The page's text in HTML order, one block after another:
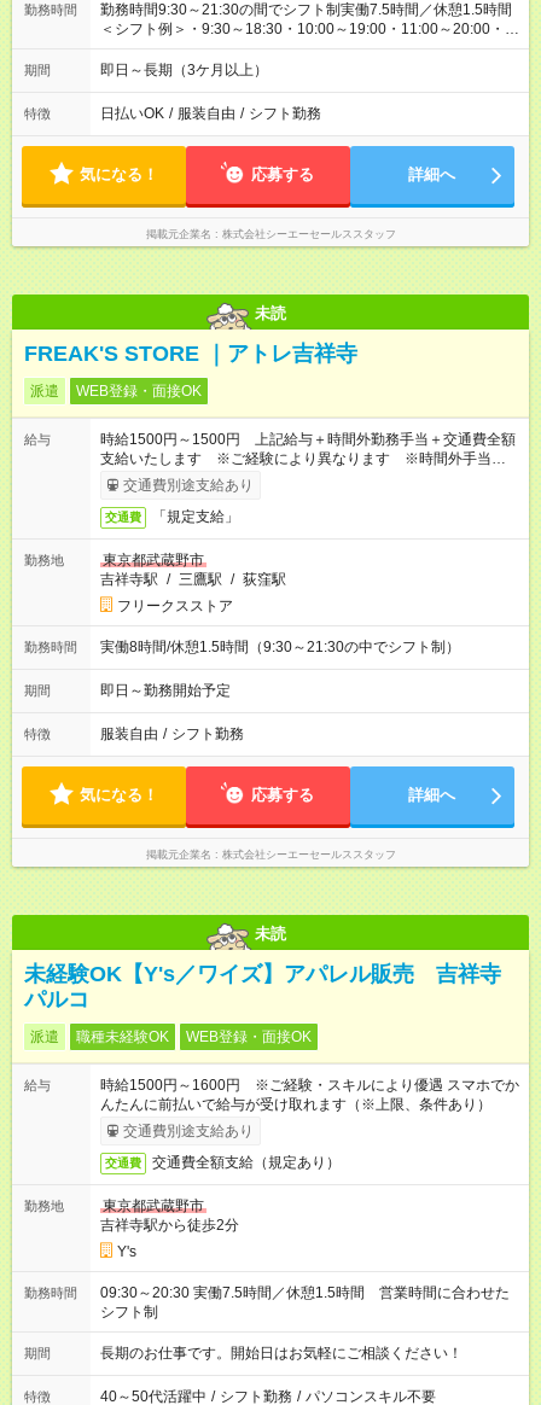
勤務時間
勤務時間9:30～21:30の間でシフト制実働7.5時間／休憩1.5時間
＜シフト例＞・9:30～18:30・10:00～19:00・11:00～20:00・
12:30～21:30
期間 即日～長期（3ケ月以上）
特徴 日払いOK / 服装自由 / シフト勤務
気になる！ 応募する 詳細へ
掲載元企業名 株式会社シーエーセールススタッフ
未読
FREAK'S STORE ｜アトレ吉祥寺
派遣 WEB登録・面接OK
給与
時給1500円～1500円 上記給与＋時間外勤務手当＋交通費全額
支給いたします ※ご経験により異なります ※時間外手当はお
時給の1.25倍です！
交通費別途支給あり
交通費 「規定支給」
勤務地
東京都武蔵野市
吉祥寺駅 / 三鷹駅 / 荻窪駅
フリークスストア
勤務時間 実働8時間/休憩1.5時間（9:30～21:30の中でシフト制）
期間 即日～勤務開始予定
特徴 服装自由 / シフト勤務
気になる！ 応募する 詳細へ
掲載元企業名 株式会社シーエーセールススタッフ
未読
未経験OK【Y's／ワイズ】アパレル販売 吉祥寺
パルコ
派遣 職種未経験OK WEB登録・面接OK
給与
時給1500円～1600円 ※ご経験・スキルにより優遇 スマホでか
んたんに前払いで給与が受け取れます（※上限、条件あり）
交通費別途支給あり
交通費 交通費全額支給（規定あり）
勤務地
東京都武蔵野市
吉祥寺駅から徒歩2分
Y's
勤務時間
09:30～20:30 実働7.5時間／休憩1.5時間 営業時間に合わせた
シフト制
期間 長期のお仕事です。開始日はお気軽にご相談ください！
特徴 40～50代活躍中 / シフト勤務 / パソコンスキル不要